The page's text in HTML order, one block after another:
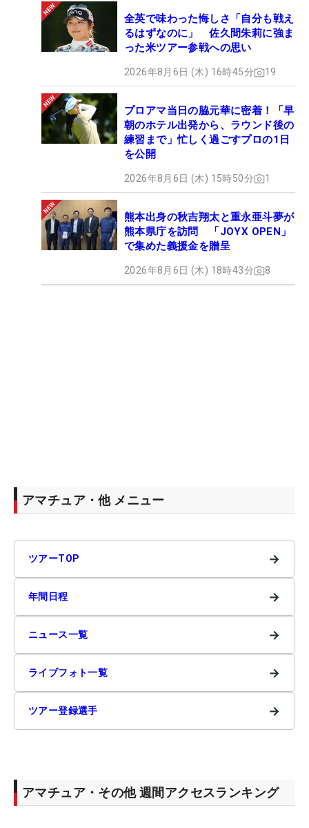
全英で味わった悔しさ「自分も戦え
るはずなのに」 佐久間朱莉に強ま
った米ツアー参戦への思い
2026年8月6日 (木) 16時45分 19
プロアマ当日の脇元華に密着！「早
朝のホテル出発から、ラウンド後の
練習まで」忙しく過ごすプロの1日
を公開
2026年8月6日 (木) 15時50分 1
熊本出身の秋吉翔太と重永亜斗夢が
熊本県庁を訪問 「JOYX OPEN」
で集めた義援金を贈呈
2026年8月6日 (木) 18時43分 8
アマチュア・他 メニュー
ツアーTOP →
年間日程 →
ニュース一覧 →
ライブフォト一覧 →
ツアー登録選手 →
アマチュア・その他 週間アクセスランキング